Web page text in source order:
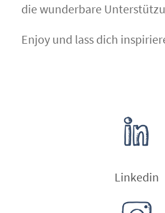
die wunderbare
Enjoy und lass dich
Linkedin